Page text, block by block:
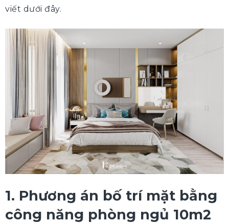
viết dưới đây.
1. Phương án bố trí mặt bằng
công năng phòng ngủ 10m2